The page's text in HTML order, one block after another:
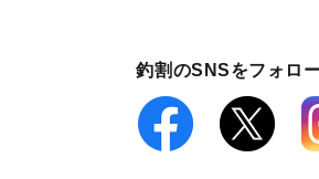
釣割のSNSをフォロ